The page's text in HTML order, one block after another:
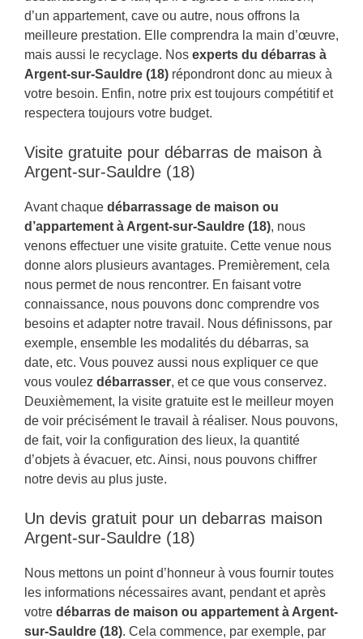
d’un appartement, cave ou autre, nous offrons la
meilleure prestation. Elle comprendra la main d’œuvre,
mais aussi le recyclage. Nos experts du débarras à
Argent-sur-Sauldre (18) répondront donc au mieux à
votre besoin. Enfin, notre prix est toujours compétitif et
respectera toujours votre budget.
Visite gratuite pour débarras de maison à
Argent-sur-Sauldre (18)
Avant chaque débarrassage de maison ou
d’appartement à Argent-sur-Sauldre (18), nous
venons effectuer une visite gratuite. Cette venue nous
donne alors plusieurs avantages. Premièrement, cela
nous permet de nous rencontrer. En faisant votre
connaissance, nous pouvons donc comprendre vos
besoins et adapter notre travail. Nous définissons, par
exemple, ensemble les modalités du débarras, sa
date, etc. Vous pouvez aussi nous expliquer ce que
vous voulez débarrasser, et ce que vous conservez.
Deuxièmement, la visite gratuite est le meilleur moyen
de voir précisément le travail à réaliser. Nous pouvons,
de fait, voir la configuration des lieux, la quantité
d’objets à évacuer, etc. Ainsi, nous pouvons chiffrer
notre devis au plus juste.
Un devis gratuit pour un debarras maison
Argent-sur-Sauldre (18)
Nous mettons un point d’honneur à vous fournir toutes
les informations nécessaires avant, pendant et après
votre débarras de maison ou appartement à Argent-
sur-Sauldre (18). Cela commence, par exemple, par